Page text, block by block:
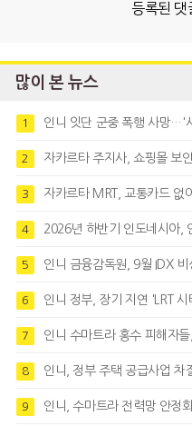
등록된 댓
많이 본 뉴스
1 인니 잇단 군중 폭행 사망…'
2 자카르타 주지사, 쇼핑몰 보
3 자카르타 MRT, 교통카드 없
4 2026년 하반기 인도네시아,
5 인니 금융감독원, 9월 IDX 비
6 인니 정부, 장기 지연 'LRT 시
7 인니 수마트라 홍수 피해자들,
8 인니, 정부 주택 공급사업
9 인니, 수마트라 전력망 안정